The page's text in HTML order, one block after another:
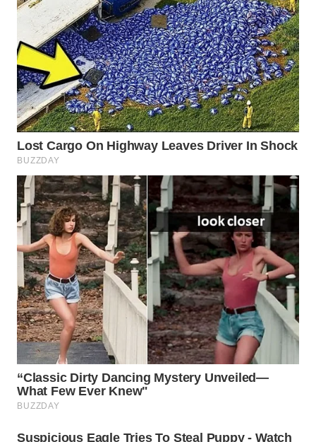
TIMUR
WN
SEMARANG
WN
SOLO
WN
BOROBUDUR
WN
MADURA
WN
SURABAYA
WN
NATUNA
WN
BINTAN
WN